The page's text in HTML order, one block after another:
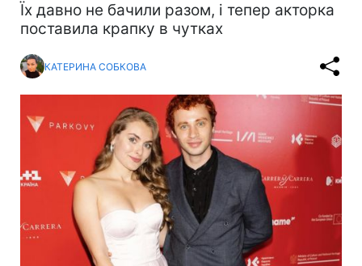
Їх давно не бачили разом, і тепер акторка
поставила крапку в чутках
КАТЕРИНА СОБКОВА